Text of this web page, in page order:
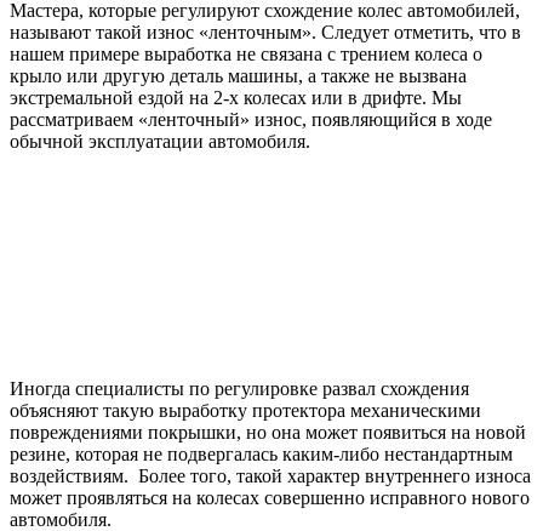
Мастера, которые регулируют схождение колес автомобилей,
называют такой износ «ленточным». Следует отметить, что в
нашем примере выработка не связана с трением колеса о
крыло или другую деталь машины, а также не вызвана
экстремальной ездой на 2-х колесах или в дрифте. Мы
рассматриваем «ленточный» износ, появляющийся в ходе
обычной эксплуатации автомобиля.
Иногда специалисты по регулировке развал схождения
объясняют такую выработку протектора механическими
повреждениями покрышки, но она может появиться на новой
резине, которая не подвергалась каким-либо нестандартным
воздействиям. Более того, такой характер внутреннего износа
может проявляться на колесах совершенно исправного нового
автомобиля.